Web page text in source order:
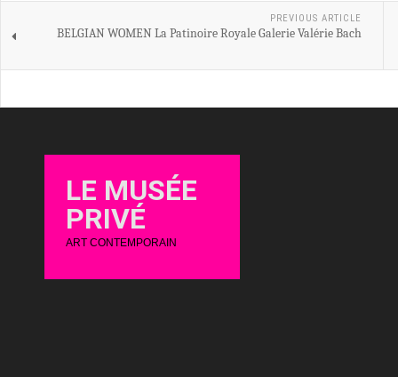
PREVIOUS ARTICLE
BELGIAN WOMEN La Patinoire Royale Galerie Valérie Bach
LE MUSÉE
PRIVÉ
ART CONTEMPORAIN